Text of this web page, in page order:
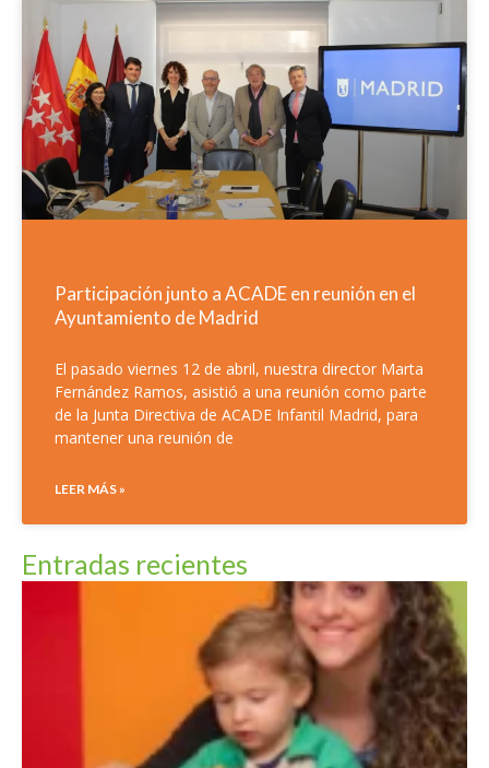
Participación junto a ACADE en reunión en el
Ayuntamiento de Madrid
El pasado viernes 12 de abril, nuestra director Marta
Fernández Ramos, asistió a una reunión como parte
de la Junta Directiva de ACADE Infantil Madrid, para
mantener una reunión de
LEER MÁS »
Entradas recientes